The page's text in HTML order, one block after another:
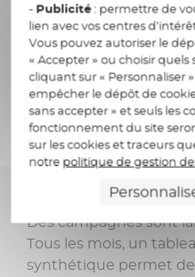
Déploiement
Nous pouvons intégrer
collaborateurs à
campagnes.
Des campagnes sont
Tous les mois, un
synthétique permet de
- Publicité: permettre de
lien avec vos centres
Vous pouvez autoriser le
« Accepter » ou choisir quels
cliquant sur « Personnaliser
empêcher le dépôt de
sans accepter » et seuls les
fonctionnement du site
sur les cookies et traceurs
notre politique de gestion